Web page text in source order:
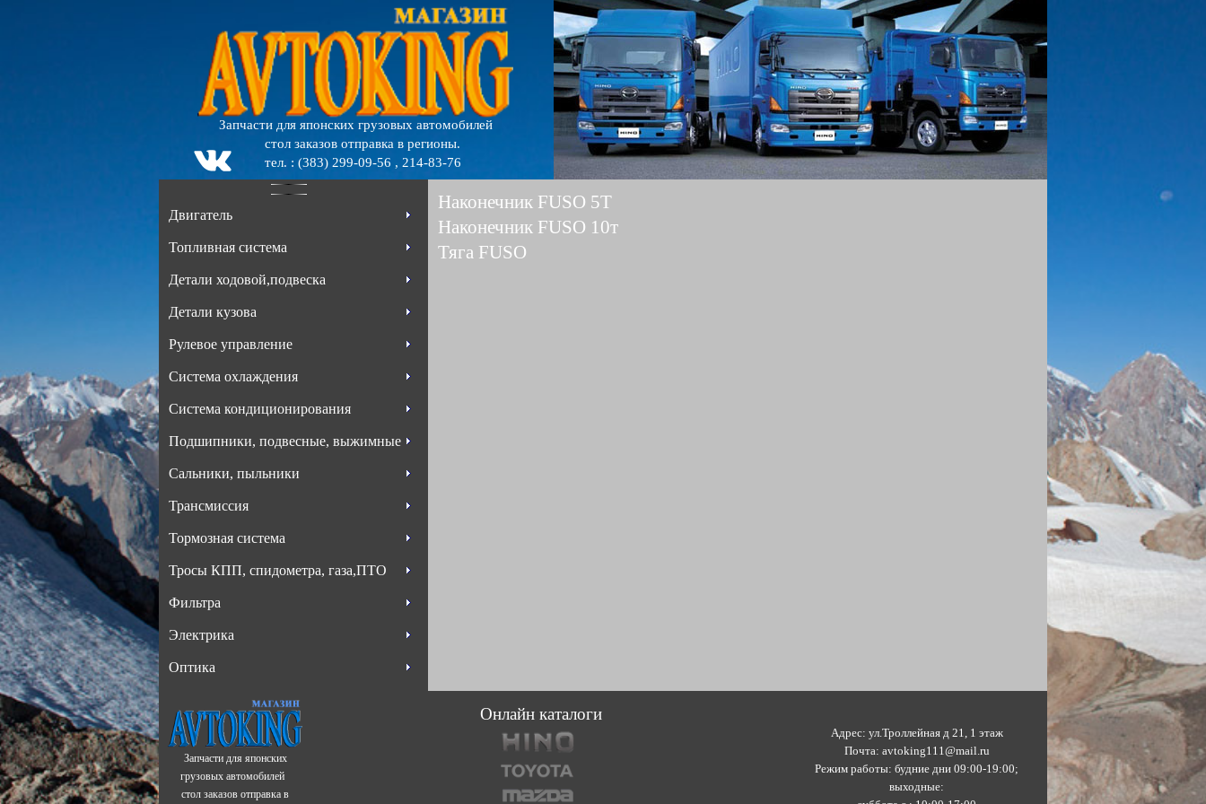
Запчасти для японских грузовых автомобилей
стол заказов отправка в регионы.
тел. : (383) 299-09-56 , 214-83-76
Двигатель
Топливная система
Детали ходовой,подвеска
Детали кузова
Рулевое управление
Система охлаждения
Система кондиционирования
Подшипники, подвесные, выжимные
Сальники, пыльники
Трансмиссия
Тормозная система
Тросы КПП, спидометра, газа,ПТО
Фильтра
Электрика
Оптика
Наконечник FUSO 5Т
Наконечник FUSO 10т
Тяга FUSO
Онлайн каталоги
Адрес: ул.Троллейная д 21, 1 этаж
Почта: avtoking111@mail.ru
Режим работы: будние дни 09:00-19:00;
выходные:
Запчасти для японских
грузовых автомобилей
стол заказов отправка в